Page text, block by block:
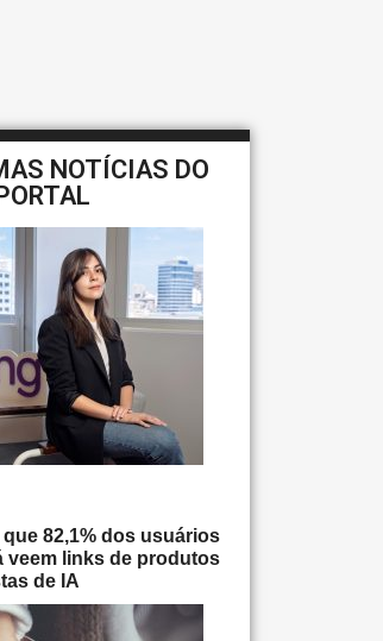
NOTÍCIAS DO
82,1% dos usuários
veem links de produtos
de IA